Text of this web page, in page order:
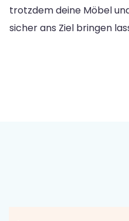
trotzdem deine Möbel
sicher ans Ziel bringen